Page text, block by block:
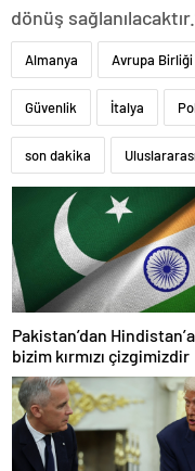
dönüş
Almanya Avrupa Birliği
Güvenlik İtalya
son dakika
Pakistan’dan
bizim kırmızı çizgimizdir